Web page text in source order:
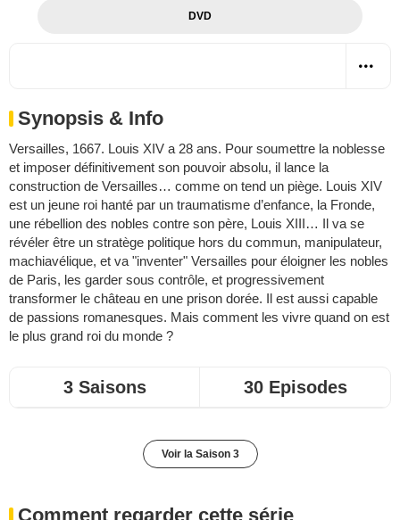
DVD
Synopsis & Info
Versailles, 1667. Louis XIV a 28 ans. Pour soumettre la noblesse
et imposer définitivement son pouvoir absolu, il lance la
construction de Versailles… comme on tend un piège. Louis XIV
est un jeune roi hanté par un traumatisme d’enfance, la Fronde,
une rébellion des nobles contre son père, Louis XIII… Il va se
révéler être un stratège politique hors du commun, manipulateur,
machiavélique, et va "inventer" Versailles pour éloigner les nobles
de Paris, les garder sous contrôle, et progressivement
transformer le château en une prison dorée. Il est aussi capable
de passions romanesques. Mais comment les vivre quand on est
le plus grand roi du monde ?
3 Saisons 30 Episodes
Voir la Saison 3
Comment regarder cette série